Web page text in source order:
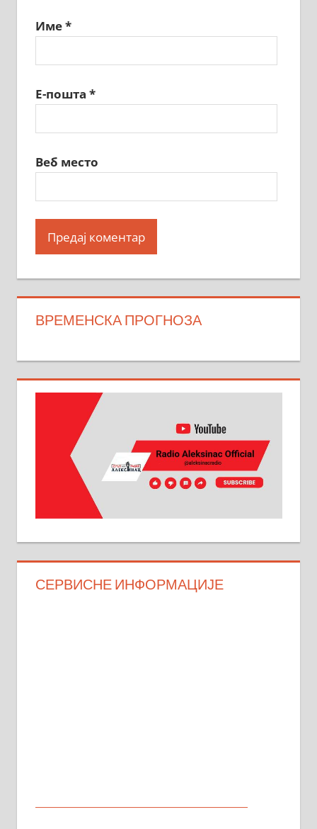
Име*
Е-пошта *
Веб место
ВРЕМЕНСКА ПРОГНОЗА
СЕРВИСНЕ ИНФОРМАЦИЈЕ